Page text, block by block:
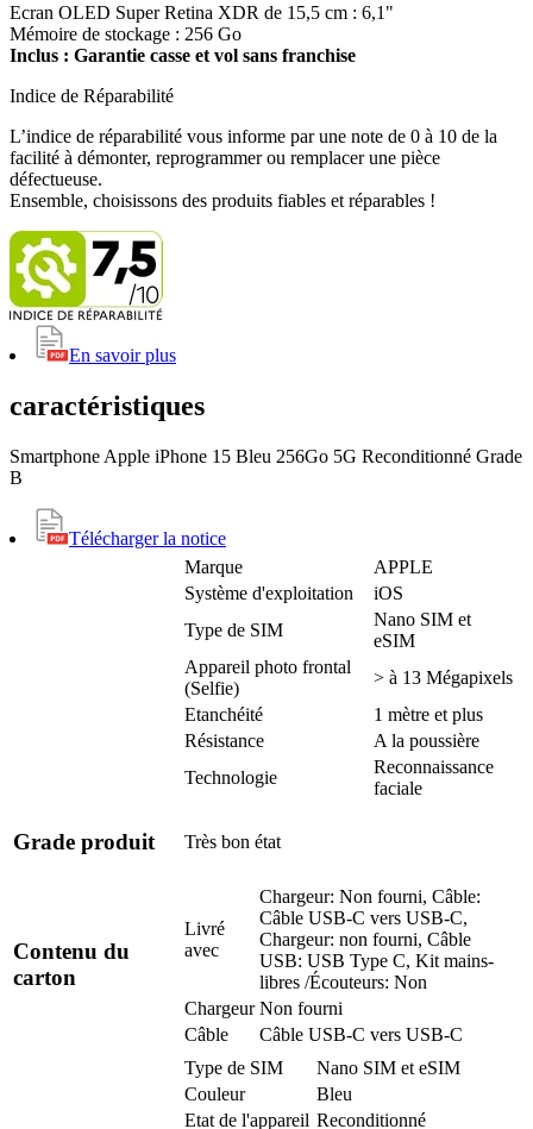
Ecran OLED Super Retina XDR de 15,5 cm : 6,1"
Mémoire de stockage : 256 Go
Inclus : Garantie casse et vol sans franchise
Indice de Réparabilité
L’indice de réparabilité vous informe par une note de 0 à 10 de la
facilité à démonter, reprogrammer ou remplacer une pièce
défectueuse.
Ensemble, choisissons des produits fiables et réparables !
En savoir plus
caractéristiques
Smartphone Apple iPhone 15 Bleu 256Go 5G Reconditionné Grade
B
Télécharger la notice
Marque
APPLE
Système d'exploitation
iOS
Type de SIM
Nano SIM et
eSIM
Appareil photo frontal
(Selfie)
> à 13 Mégapixels
Etanchéité
1 mètre et plus
Résistance
A la poussière
Technologie
Reconnaissance
faciale
Grade produit Très bon état
Contenu du
carton
Livré
avec
Chargeur: Non fourni, Câble:
Câble USB-C vers USB-C,
Chargeur: non fourni, Câble
USB: USB Type C, Kit mains-
libres /Écouteurs: Non
Chargeur Non fourni
Câble
Câble USB-C vers USB-C
Type de SIM
Nano SIM et eSIM
Couleur
Bleu
Etat de l'appareil Reconditionné